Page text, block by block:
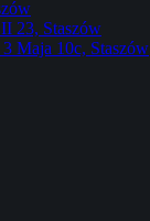
23, Staszów
Maja 10c, Staszów